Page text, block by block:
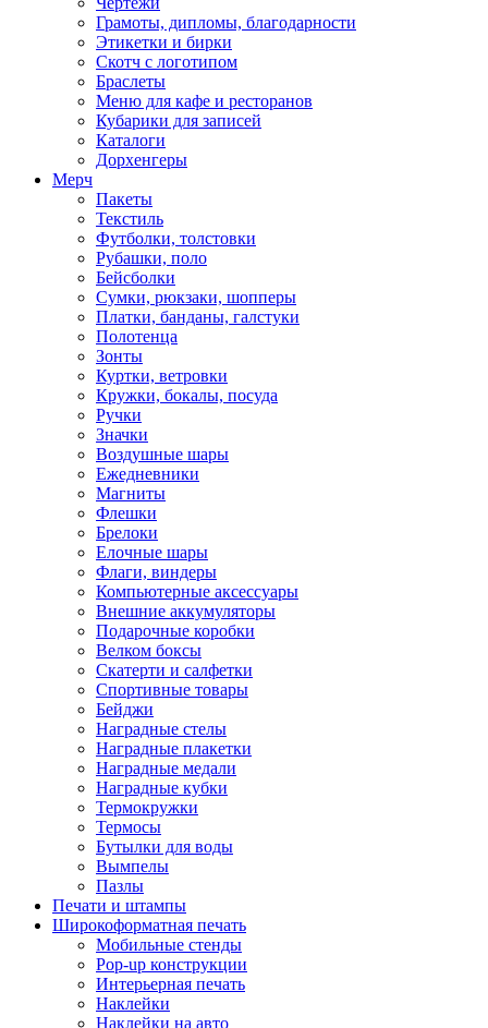
Грамоты, дипломы, благодарности
Этикетки и бирки
Скотч с логотипом
Браслеты
Меню для кафе и ресторанов
Кубарики для записей
Каталоги
Дорхенгеры
Мерч
Пакеты
Текстиль
Футболки, толстовки
Рубашки, поло
Бейсболки
Cумки, рюкзаки, шопперы
Платки, банданы, галстуки
Полотенца
Зонты
Куртки, ветровки
Кружки, бокалы, посуда
Ручки
Значки
Воздушные шары
Ежедневники
Магниты
Флешки
Брелоки
Елочные шары
Флаги, виндеры
Компьютерные аксессуары
Внешние аккумуляторы
Подарочные коробки
Велком боксы
Скатерти и салфетки
Спортивные товары
Бейджи
Наградные стелы
Наградные плакетки
Наградные медали
Наградные кубки
Термокружки
Термосы
Бутылки для воды
Вымпелы
Пазлы
Печати и штампы
Широкоформатная печать
Мобильные стенды
Pop-up конструкции
Интерьерная печать
Наклейки
Наклейки на авто